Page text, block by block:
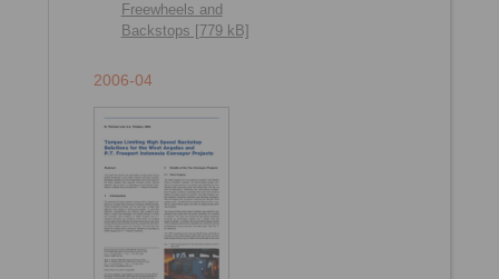
Freewheels and
Backstops [779 kB]
2006-04